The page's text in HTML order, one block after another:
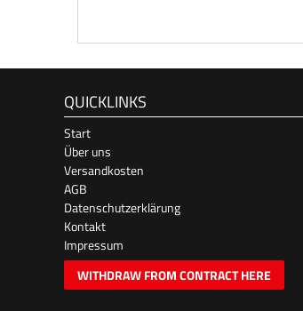
QUICKLINKS
Start
Über uns
Versandkosten
AGB
Datenschutzerklärung
Kontakt
Impressum
WITHDRAW FROM CONTRACT HERE